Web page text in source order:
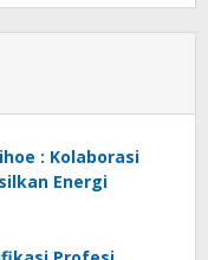
: Kolaborasi
Energi